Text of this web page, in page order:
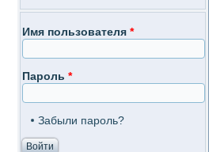
Имя пользователя *
Пароль *
Забыли пароль?